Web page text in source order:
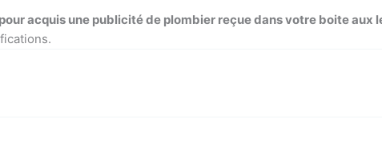
acquis une publicité de plombier reçue dans votre boite aux